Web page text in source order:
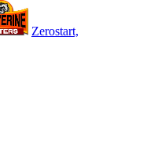
Zerostart,